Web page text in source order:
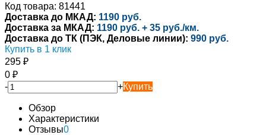
Код товара: 81441
Доставка до МКАД: 1190 руб.
Доставка за МКАД: 1190 руб. + 35 руб./км.
Доставка до ТК (ПЭК, Деловые линии): 990 руб.
Купить в 1 клик
295 ₽
0 ₽
-
+Купить
Обзор
Характеристики
Отзывы0